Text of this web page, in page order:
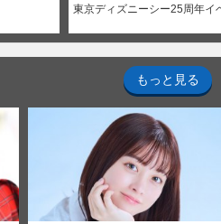
東京ディズニーシー25周年イ
もっと見る